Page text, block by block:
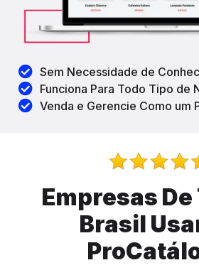
Sem Necessidade de
Funciona Para Todo Tipo de
Venda e Gerencie Como um
Empresas De
Brasil